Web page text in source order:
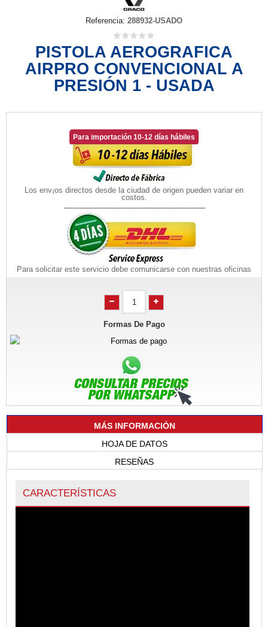
Referencia: 288932-USADO
PISTOLA AEROGRAFICA
AIRPRO CONVENCIONAL A
PRESIÓN 1 - USADA
Para importación 10-12 días hábiles
Los env¡os directos desde la ciudad de origen pueden variar en
costos.
Para solicitar este servicio debe comunicarse con nuestras oficinas
Formas De Pago
MÁS INFORMACIÓN
HOJA DE DATOS
RESEÑAS
CARACTERÍSTICAS